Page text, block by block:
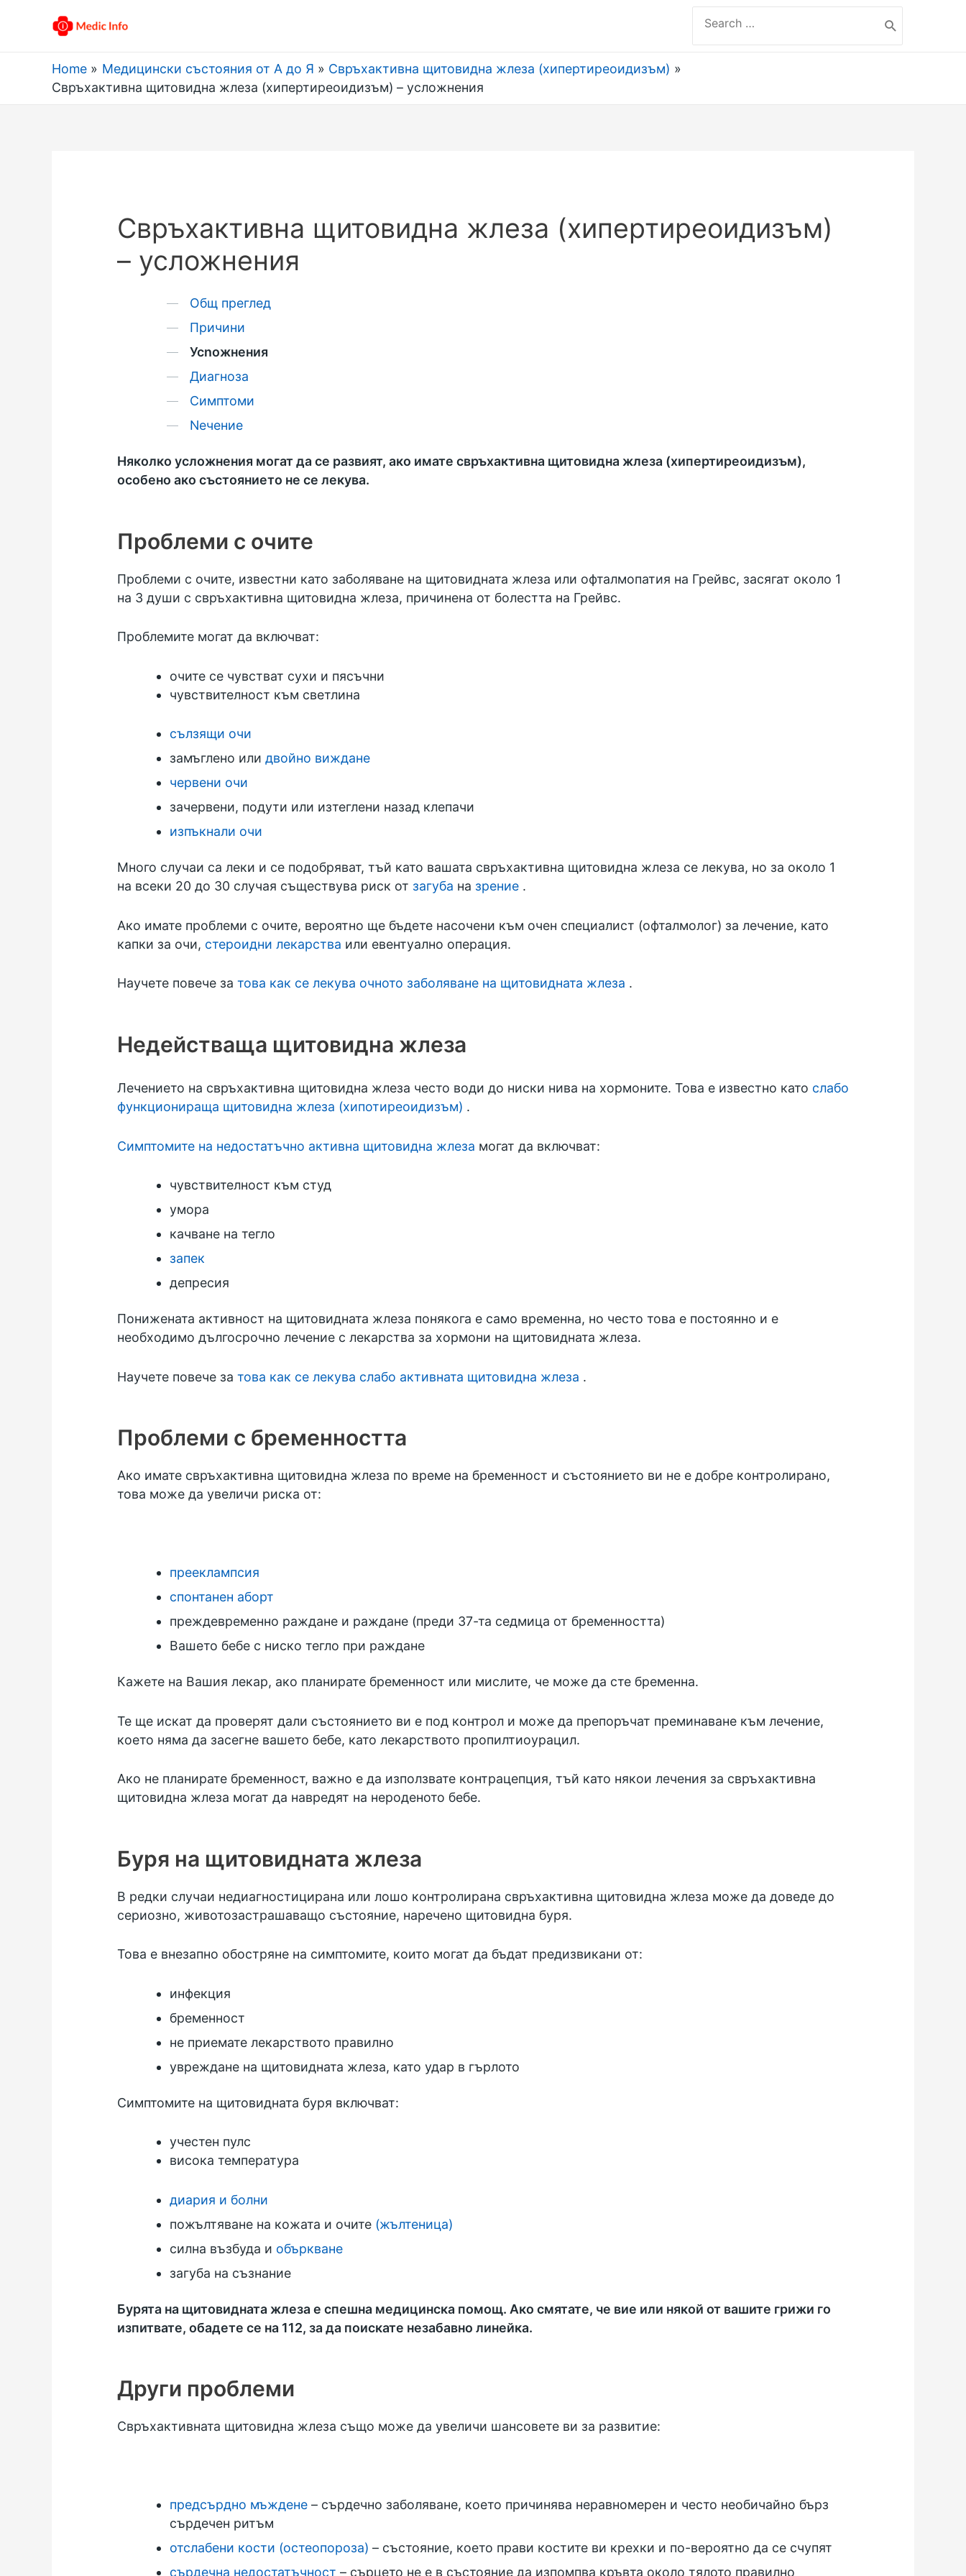
for:
Home Медицински състояния от А до Я
Свръхактивна щитовидна жлеза (хипертиреоидизъм)
Свръхактивна щитовидна жлеза (хипертиреоидизъм) – усложнения
Свръхактивна щитовидна жлеза (хипертиреоидизъм)
– усложнения
Общ преглед
Причини
Усnожнения
Диагноза
Симптоми
Nечение
Няколко усложнения могат да се развият, ако имате свръхактивна щитовидна жлеза (хипертиреоидизъм),
особено ако състоянието не се лекува.
Проблеми с очите
Проблеми с очите, известни като заболяване на щитовидната жлеза или офталмопатия на Грейвс, засягат около 1
на 3 души с свръхактивна щитовидна жлеза, причинена от болестта на Грейвс.
Проблемите могат да включват:
очите се чувстват сухи и пясъчни
чувствителност към светлина
сълзящи очи
замъглено илидвойно виждане
червени очи
зачервени, подути или изтеглени назад клепачи
изпъкнали очи
Много случаи са леки и се подобряват, тъй като вашата свръхактивна щитовидна жлеза се лекува, но за около 1
на всеки 20 до 30 случая съществува риск от загуба на зрение.
Ако имате проблеми с очите, вероятно ще бъдете насочени към очен специалист (офталмолог) за лечение, като
капки за очи, стероидни лекарства или евентуално операция.
Научете повече за това как се лекува очното заболяване на щитовидната жлеза .
Недействаща щитовидна жлеза
Лечението на свръхактивна щитовидна жлеза често води до ниски нива на хормоните. Това е известно като слабо
функционираща щитовидна жлеза (хипотиреоидизъм) .
Симптомите на недостатъчно активна щитовидна жлеза могат да включват:
чувствителност към студ
умора
качване на тегло
запек
депресия
Понижената активност на щитовидната жлеза понякога е само временна, но често това е постоянно и е
необходимо дългосрочно лечение с лекарства за хормони на щитовидната жлеза.
Научете повече за това как се лекува слабо активната щитовидна жлеза .
Проблеми с бременността
Ако имате свръхактивна щитовидна жлеза по време на бременност и състоянието ви не е добре контролирано,
това може да увеличи риска от:
прееклампсия
спонтанен аборт
преждевременно раждане и раждане (преди 37-та седмица от бременността)
Вашето бебе с ниско тегло при раждане
Кажете на Вашия лекар, ако планирате бременност или мислите, че може да сте бременна.
Те ще искат да проверят дали състоянието ви е под контрол и може да препоръчат преминаване към лечение,
което няма да засегне вашето бебе, като лекарството пропилтиоурацил.
Ако не планирате бременност, важно е да използвате контрацепция, тъй като някои лечения за свръхактивна
щитовидна жлеза могат да навредят на нероденото бебе.
Буря на щитовидната жлеза
В редки случаи недиагностицирана или лошо контролирана свръхактивна щитовидна жлеза може да доведе до
сериозно, животозастрашаващо състояние, наречено щитовидна буря.
Това е внезапно обостряне на симптомите, които могат да бъдат предизвикани от:
инфекция
бременност
не приемате лекарството правилно
увреждане на щитовидната жлеза, като удар в гърлото
Симптомите на щитовидната буря включват:
учестен пулс
висока температура
диария и болни
пожълтяване на кожата и очите (жълтеница)
силна възбуда и объркване
загуба на съзнание
Бурята на щитовидната жлеза е спешна медицинска помощ. Ако смятате, че вие или някой от вашите грижи го
изпитвате, обадете се на 112, за да поискате незабавно линейка.
Други проблеми
Свръхактивната щитовидна жлеза също може да увеличи шансовете ви за развитие:
предсърдно мъждене – сърдечно заболяване, което причинява неравномерен и често необичайно бърз
сърдечен ритъм
отслабени кости (остеопороза) – състояние, което прави костите ви крехки и по-вероятно да се счупят
сърдечна недостатъчност – сърцето не е в състояние да изпомпва кръвта около тялото правилно